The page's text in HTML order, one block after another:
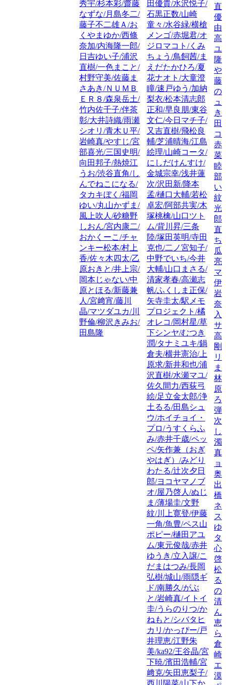
秀宇/杉本彩/齋藤
なずな/月島冬二/
藤子不二雄Ａ/お
くやまゆか/西條
奈加/内海隆一郎/
日吉ゆい子/浦沢
直樹/一色まこと/
村野守美/佐藤ま
さあき/ＮＵＭＢ
ＥＲ８/森泉岳土/
竹内佐千子/伴茶
彰/大井詩織/雨瀬
シオリ/青木Ｕ平/
岩崎真/やすじ/宮
部喜光/三国史明/
向田邦子/熱焼江
うお/渋谷直角/し
んでねこになる/
タカキぼく/福岡
ゆい/丸山かずま/
風上吹人/砂糖野
しおん/宮内康二/
おかくーこ/チャ
ンキー松本/村上
香/佐々木四太/乙
原おきと/井上宗/
岡本じゃない/中
原とほる/新藤兼
人/宮﨑宵/藤川
晶/マツダユカ/川
野倫/柳沢きみお/
田島隆
田優貴/水沢悦子/
石黒正数/山崎
童々/水谷緑/横槍
メンゴ/赤堀君/オ
ジロマコト/くみ
ちょう/鳥飼茜/ま
えだたかひろ/夏
花ナオト/大童澄
瞳/速戸ゆう/加納
梨衣/松本清志郎
正和/早良朋/東谷
文仁/今日マチ子/
又吉直樹/飛松良
輔/芝浦晴海/江島
絵理/山崎コータ/
にしだけんすけ/
金城宗幸/浅井蓮
次/沢田新/降本
孟/樋口大輔/若松
卓宏/阿部共実/木
塚桃檎/山口ツト
ム/背川昇/三条
陸/塚田英明/寺田
克也/二ノ宮知子/
中野でいち/今井
大輔/山口まさる/
清家孝春/高瀬志
帆/ふくしま正保/
矢寺圭太/駅メモ
プロジェクト/橘
オレコ/岡村星/草
下シンヤ/むつき
潤/タナミユキ/鍋
倉夫/横井憲治/上
原求/新井和也/浦
沢直樹/水瀬マユ/
佐久間力/西荻弓
絵/足立金太郎/浄
土るる/田島シュ
ウ/ホイチョイ・
プロ/うすくらふ
み/赤井千歳/ペッ
ペ/矢作兼（おぎ
やはぎ）/みどり
わたる/辻次夕日
郎/ヨコヤマノブ
オ/屋乃啓人/ぬじ
ま/薄場圭/文野
紋/川上寛登/伊藤
一角/魚豊/ペス山
ポピー/樋田アユ
ム/東元俊哉/赤井
ゆうき/立入譲/こ
だまはつみ/長岡
弘樹/城山/雨隠ギ
ド/南勝久/がぶ
と/岩崎真/イトイ
圭/うらのりつ/か
ねもと/シバタヒ
カリ/かっぴー/戸
井理恵/江野朱
美/ka92/王谷晶/宮
下暁/濱田浩輔/宮
﨑克/矢田恵梨子/
直
優/
由
高
ユ/
隆
や
藤
の
ュ
き
田
コ
赤
菜/
睦/
部
い
紋/
光
郎
直
ち
瓜
亮
マ
伊
岩
奈/
入
サ
高
剛
リ
ま
林
原
ろ
弾
次
し
濁/
真/
ョ
奥
出
橋
ネ
ス
ゆ
タ
心/
啓
松
る
の
清
ん
恵
ら
倉
崎
エ
漠/